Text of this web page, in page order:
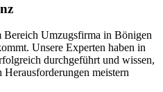
Umzugsfirma in Bönigen
Unsere Experten haben in
durchgeführt und wissen,
meistern